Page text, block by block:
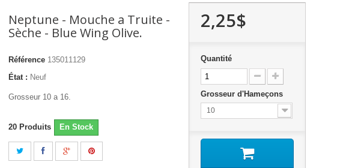
Neptune - Mouche a Truite -
Sèche - Blue Wing Olive.
Référence 135011129
État : Neuf
Grosseur 10 a 16.
20 Produits En Stock
2,25$
Quantité
Grosseur d'Hameçons
10